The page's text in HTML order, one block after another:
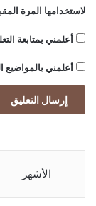
لاستخدامها المرة
أعلمني بمتابعة
أعلمني بالمواضيع
الأشهر